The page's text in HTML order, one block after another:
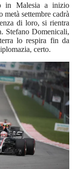
in Malesia a inizio
metà settembre cadrà
di loro, si rientra
Stefano Domenicali,
lo respira fin da
certo.